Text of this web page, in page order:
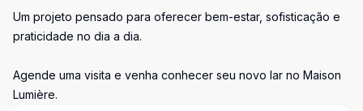
Um projeto pensado para oferecer bem-estar, sofisticação e
praticidade no dia a dia.
Agende uma visita e venha conhecer seu novo lar no Maison
Lumière.